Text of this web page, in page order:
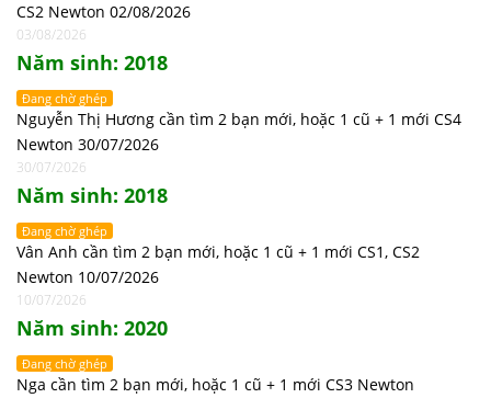
CS2 Newton 02/08/2026
03/08/2026
Năm sinh: 2018
Đang chờ ghép
Nguyễn Thị Hương cần tìm 2 bạn mới, hoặc 1 cũ + 1 mới CS4
Newton 30/07/2026
30/07/2026
Năm sinh: 2018
Đang chờ ghép
Vân Anh cần tìm 2 bạn mới, hoặc 1 cũ + 1 mới CS1, CS2
Newton 10/07/2026
10/07/2026
Năm sinh: 2020
Đang chờ ghép
Nga cần tìm 2 bạn mới, hoặc 1 cũ + 1 mới CS3 Newton